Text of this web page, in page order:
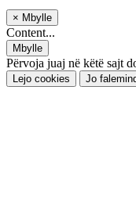
× Mbylle
Content...
Mbylle
Përvoja juaj në këtë sajt
Lejo cookies Jo